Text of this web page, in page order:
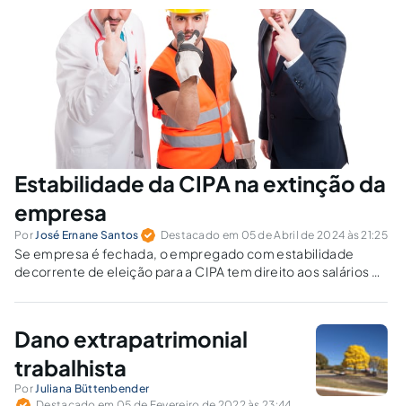
Estabilidade da CIPA na extinção da
empresa
PorJosé Ernane Santos Destacado em 05 de Abril de 2024 às 21:25
Se empresa é fechada, o empregado com estabilidade
decorrente de eleição para a CIPA tem direito aos salários e
Dano extrapatrimonial
trabalhista
PorJuliana Büttenbender